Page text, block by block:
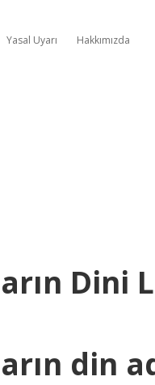
Yasal Uyarı Hakkımızda
Dini
din